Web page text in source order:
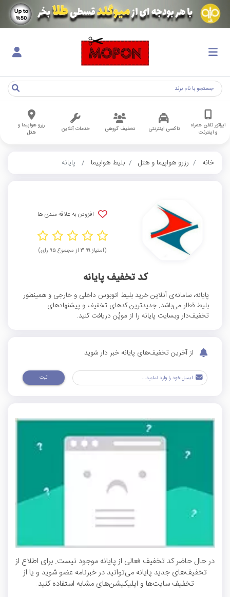
اپراتور تلفن همراه
و اینترنت
تاکسی اینترنتی تخفیف گروهی خدمات آنلاین
رزرو هواپیما و
هتل
خانه رزرو هواپیما و هتل بلیط هواپیما پایانه
افزودن به علاقه مندی ها
(امتیاز ۳.۹۹ از مجموع ۹۵ رای)
کد تخفیف پایانه
پایانه، سامانه‌ی آنلاین خرید بلیط اتوبوس داخلی و خارجی و همینطور
بلیط قطار می‌باشد. جدیدترین کدهای تخفیف و پیشنهادهای
تخفیف‌دار وبسایت پایانه را از موپُن دریافت کنید.
از آخرین تخفیف‌های پایانه خبر دار شوید
ثبت
در حال حاضر کد تخفیف فعالی از پایانه موجود نیست. برای اطلاع از
تخفیف‌های جدید پایانه می‌توانید در خبرنامه عضو شوید و یا از
تخفیف سایت‌ها و اپلیکیشن‌های مشابه استفاده کنید.